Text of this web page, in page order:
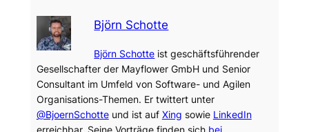
Björn Schotte
Björn Schotte ist geschäftsführender
Gesellschafter der Mayflower GmbH und Senior
Consultant im Umfeld von Software- und Agilen
Organisations-Themen. Er twittert unter
@BjoernSchotteund ist auf Xing sowie LinkedIn